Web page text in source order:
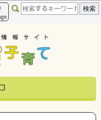
文へ移動